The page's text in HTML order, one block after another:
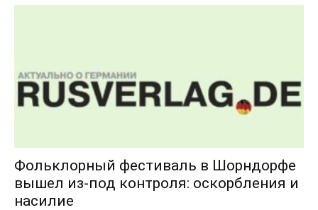
Фольклорный фестиваль в Шорндорфе
вышел из-под контроля: оскорбления и
насилие